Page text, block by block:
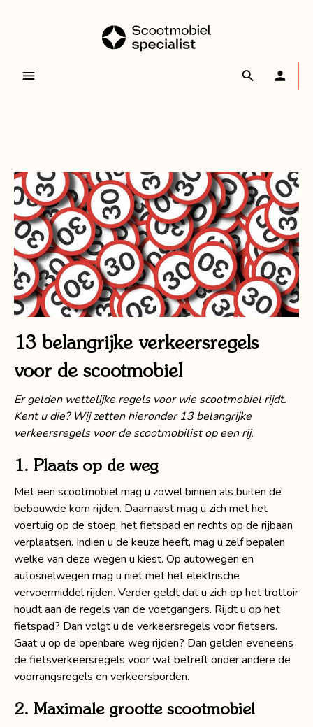
13 belangrijke verkeersregels
voor de scootmobiel
Er gelden wettelijke regels voor wie scootmobiel rijdt.
Kent u die? Wij zetten hieronder 13 belangrijke
verkeersregels voor de scootmobilist op een rij.
1. Plaats op de weg
Met een scootmobiel mag u zowel binnen als buiten de
bebouwde kom rijden. Daarnaast mag u zich met het
voertuig op de stoep, het fietspad en rechts op de rijbaan
verplaatsen. Indien u de keuze heeft, mag u zelf bepalen
welke van deze wegen u kiest. Op autowegen en
autosnelwegen mag u niet met het elektrische
vervoermiddel rijden. Verder geldt dat u zich op het trottoir
houdt aan de regels van de voetgangers. Rijdt u op het
fietspad? Dan volgt u de verkeersregels voor fietsers.
Gaat u op de openbare weg rijden? Dan gelden eveneens
de fietsverkeersregels voor wat betreft onder andere de
voorrangsregels en verkeersborden.
2. Maximale grootte scootmobiel